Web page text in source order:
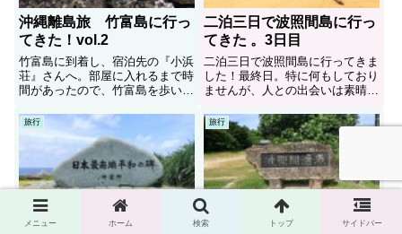
沖縄離島旅 竹富島に行っ
てきた！vol.2
竹富島に到着し、宿泊先の『小浜
荘』さんへ。部屋に入れるまで時
間があったので、竹富島を歩いて
二泊三日で波照間島に行っ
てきた 。3日目
二泊三日で波照間島に行ってきま
した！最終日。特に何もしており
ませんが、人との出会いは素晴ら
旅行
二泊三日で波照間島に行っ
旅行
二泊三日で波照間島に行っ
メニュー ホーム 検索 トップ サイドバー